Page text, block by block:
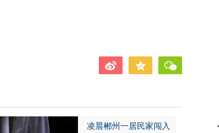
凌晨郴州一居民家闯入